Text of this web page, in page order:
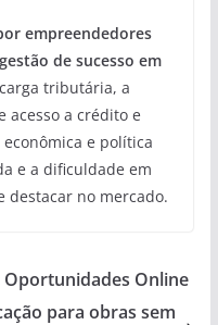
empreendedores
de sucesso em
tributária, a
acesso a crédito e
e política
e a dificuldade em
destacar no mercado.
Online
para obras sem